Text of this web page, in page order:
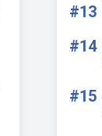
#13
#14
#15